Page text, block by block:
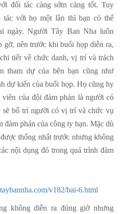
đối tác càng sớm càng tốt. Tuy
tác với họ một lần thì bạn có thể
ngày. Người Tây Ban Nha luôn
gỡ, nên trước khi buổi họp diễn ra,
tiết về chức danh, vị trí và trách
tham dự của bên bạn cũng như
dự kiến của buổi họp. Họ cũng hy
của đội đàm phán là người có
sẽ bố trí người có vị trí và chức vụ
phán của công ty bạn. Mặc dù
thống nhất trước nhưng không
nội dụng đó trong quá trình đàm
v182/bai-6.html
không diễn ra đúng giờ nhưng